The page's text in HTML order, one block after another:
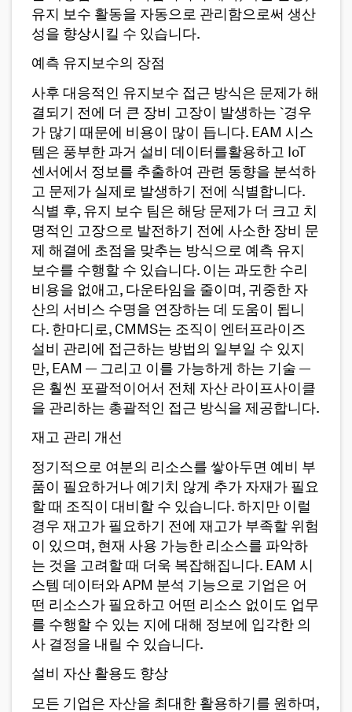
유지 보수 활동을 자동으로 관리함으로써 생산
성을 향상시킬 수 있습니다.
예측 유지보수의 장점
사후 대응적인 유지보수 접근 방식은 문제가 해
결되기 전에 더 큰 장비 고장이 발생하는 `경우
가 많기 때문에 비용이 많이 듭니다. EAM 시스
템은 풍부한 과거 설비 데이터를활용하고 IoT
센서에서 정보를 추출하여 관련 동향을 분석하
고 문제가 실제로 발생하기 전에 식별합니다.
식별 후, 유지 보수 팀은 해당 문제가 더 크고 치
명적인 고장으로 발전하기 전에 사소한 장비 문
제 해결에 초점을 맞추는 방식으로 예측 유지
보수를 수행할 수 있습니다. 이는 과도한 수리
비용을 없애고, 다운타임을 줄이며, 귀중한 자
산의 서비스 수명을 연장하는 데 도움이 됩니
다. 한마디로, CMMS는 조직이 엔터프라이즈
설비 관리에 접근하는 방법의 일부일 수 있지
만, EAM — 그리고 이를 가능하게 하는 기술 —
은 훨씬 포괄적이어서 전체 자산 라이프사이클
을 관리하는 총괄적인 접근 방식을 제공합니다.
재고 관리 개선
정기적으로 여분의 리소스를 쌓아두면 예비 부
품이 필요하거나 예기치 않게 추가 자재가 필요
할 때 조직이 대비할 수 있습니다. 하지만 이럴
경우 재고가 필요하기 전에 재고가 부족할 위험
이 있으며, 현재 사용 가능한 리소스를 파악하
는 것을 고려할 때 더욱 복잡해집니다. EAM 시
스템 데이터와 APM 분석 기능으로 기업은 어
떤 리소스가 필요하고 어떤 리소스 없이도 업무
를 수행할 수 있는 지에 대해 정보에 입각한 의
사 결정을 내릴 수 있습니다.
설비 자산 활용도 향상
모든 기업은 자산을 최대한 활용하기를 원하며,